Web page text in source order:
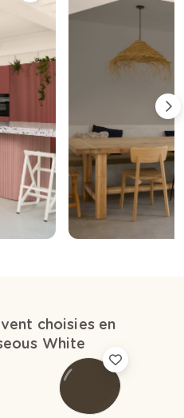
choisies en
White